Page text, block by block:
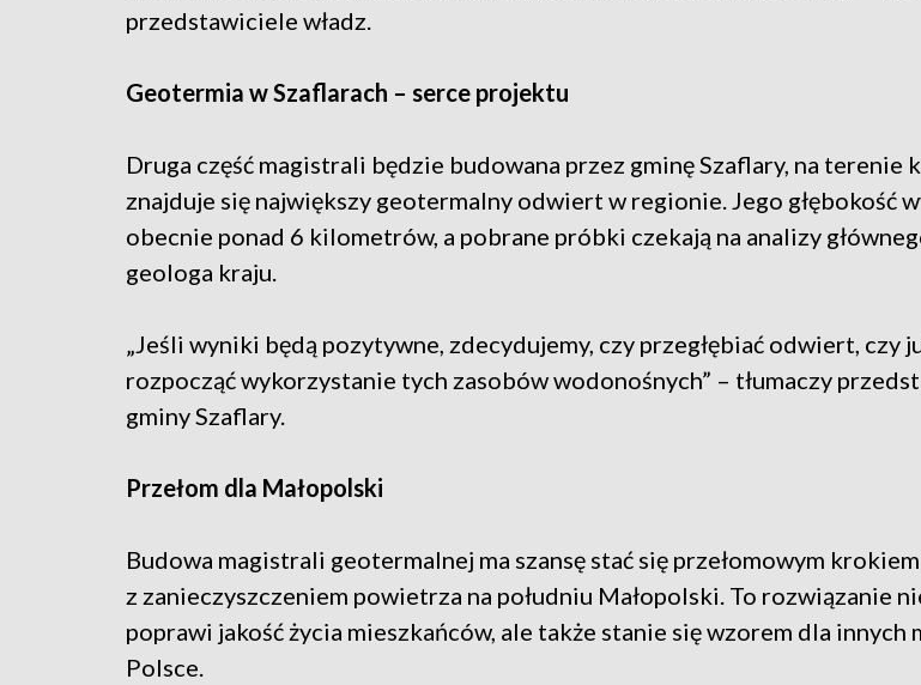
przedstawiciele władz.
Geotermia w Szaflarach – serce projektu
Druga część magistrali będzie budowana przez gminę Szaflary, na terenie
znajduje się największy geotermalny odwiert w regionie. Jego głębokość
obecnie ponad 6 kilometrów, a pobrane próbki czekają na analizy
geologa kraju.
„Jeśli wyniki będą pozytywne, zdecydujemy, czy przegłębiać odwiert, czy
rozpocząć wykorzystanie tych zasobów wodonośnych” – tłumaczy
gminy Szaflary.
Przełom dla Małopolski
Budowa magistrali geotermalnej ma szansę stać się przełomowym
z zanieczyszczeniem powietrza na południu Małopolski. To rozwiązanie
poprawi jakość życia mieszkańców, ale także stanie się wzorem dla innych
Polsce.